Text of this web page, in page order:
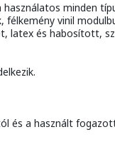
minden
félkemény vinil
latex és habosított,
és a használt